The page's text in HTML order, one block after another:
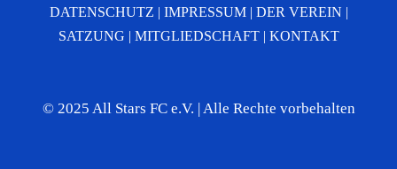
DATENSCHUTZ | IMPRESSUM| DER VEREIN |
SATZUNG | MITGLIEDSCHAFT| KONTAKT
© 2025 All Stars FC e.V. | Alle Rechte vorbehalten